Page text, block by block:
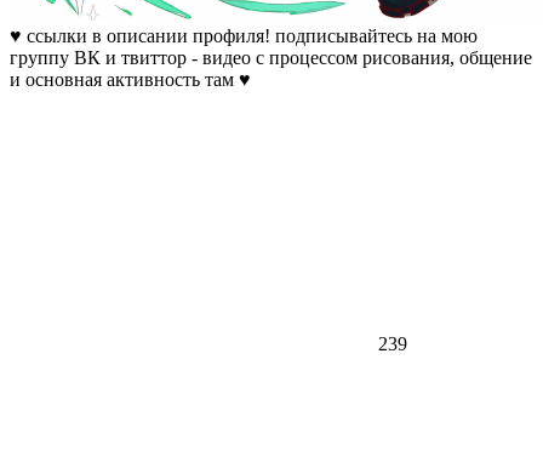
♥ ссылки в описании профиля! подписывайтесь на мою
группу ВК и твиттор - видео с процессом рисования, общение
и основная активность там ♥
239